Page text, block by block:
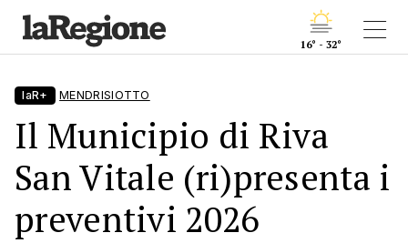
16° - 32°
laR+ MENDRISIOTTO
Il Municipio di Riva
San Vitale (ri)presenta i
preventivi 2026